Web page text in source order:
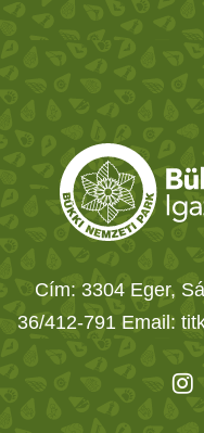
Cím: 3304 Eger,
36/412-791 Email: